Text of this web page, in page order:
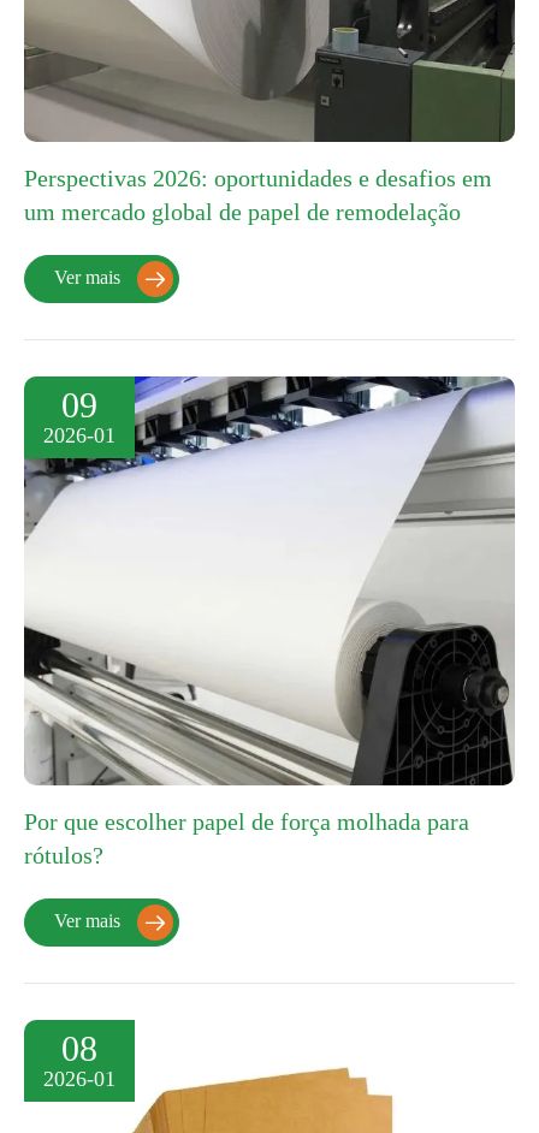
Perspectivas 2026: oportunidades e desafios em
um mercado global de papel de remodelação
Ver mais 
09
2026-01
Por que escolher papel de força molhada para
rótulos?
Ver mais 
08
2026-01